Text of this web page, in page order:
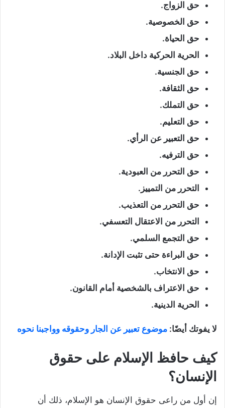
حق الزواج.
حق الخصوصية.
حق الحياة.
الحرية الحركية داخل البلاد.
حق الجنسية.
حق الثقافة.
حق التملك.
حق التعليم.
حق التعبير عن الرأي.
حق الترفيه.
حق التحرر من العبودية.
التحرر من التمييز.
حق التحرر من التعذيب.
التحرر من الاعتقال التعسفي.
حق التجمع السلمي.
حق البراءة حتى تثبت الإدانة.
حق الانتخاب.
حق الاعتراف بالشخصية أمام القانون.
الحرية الدينية.
لا يفوتك أيضًا: موضوع تعبير عن الجار وحقوقه وواجبنا نحوه
كيف حافظ الإسلام على حقوق
الإنسان؟
إن أول من راعى حقوق الإنسان هو الإسلام، ذلك أن